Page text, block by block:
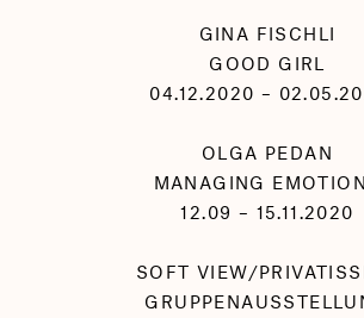
GINA FISCHLI
GOOD GIRL
04.12.2020 –
OLGA PEDAN
MANAGING
12.09 – 15.11.2020
SOFT VIEW/